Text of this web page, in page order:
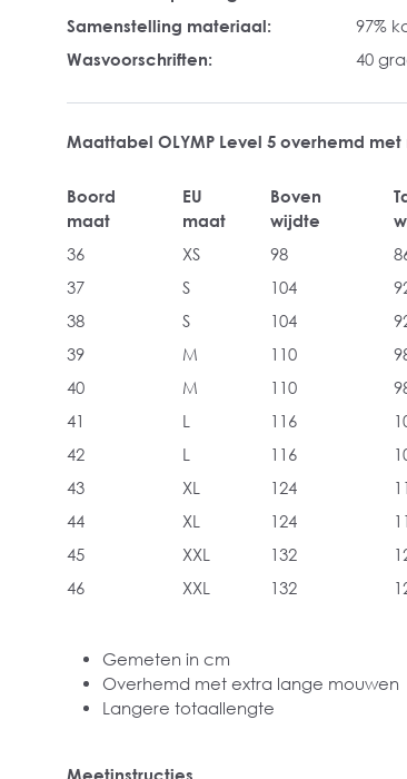
Samenstelling materiaal:
97%
Wasvoorschriften:
40
Maattabel OLYMP Level 5 overhemd
Boord
maat
EU
maat
Boven
wijdte
36
XS 98
37
S 104
38
S 104
39
M 110
40
M 110
41
L 116
42
L 116
43
XL 124
44
XL 124
45
XXL 132
46
XXL 132
Gemeten in cm
Overhemd met extra lange mouwen
Langere totaallengte
Meetinstructies